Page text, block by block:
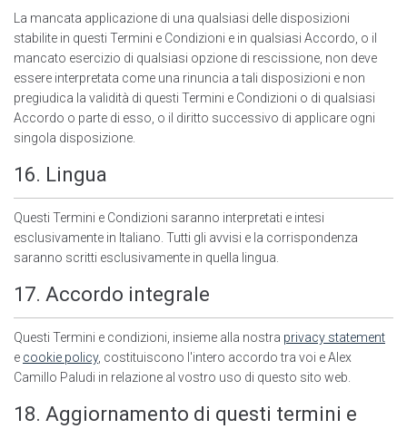
La mancata applicazione di una qualsiasi delle disposizioni
stabilite in questi Termini e Condizioni e in qualsiasi Accordo, o il
mancato esercizio di qualsiasi opzione di rescissione, non deve
essere interpretata come una rinuncia a tali disposizioni e non
pregiudica la validità di questi Termini e Condizioni o di qualsiasi
Accordo o parte di esso, o il diritto successivo di applicare ogni
singola disposizione.
16. Lingua
Questi Termini e Condizioni saranno interpretati e intesi
esclusivamente in Italiano. Tutti gli avvisi e la corrispondenza
saranno scritti esclusivamente in quella lingua.
17. Accordo integrale
Questi Termini e condizioni, insieme alla nostra privacy statement
e cookie policy, costituiscono l'intero accordo tra voi e Alex
Camillo Paludi in relazione al vostro uso di questo sito web.
18. Aggiornamento di questi termini e